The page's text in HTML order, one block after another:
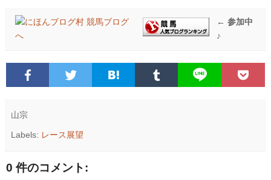
← 参加中
♪
山宗
Labels: レース展望
0 件のコメント: